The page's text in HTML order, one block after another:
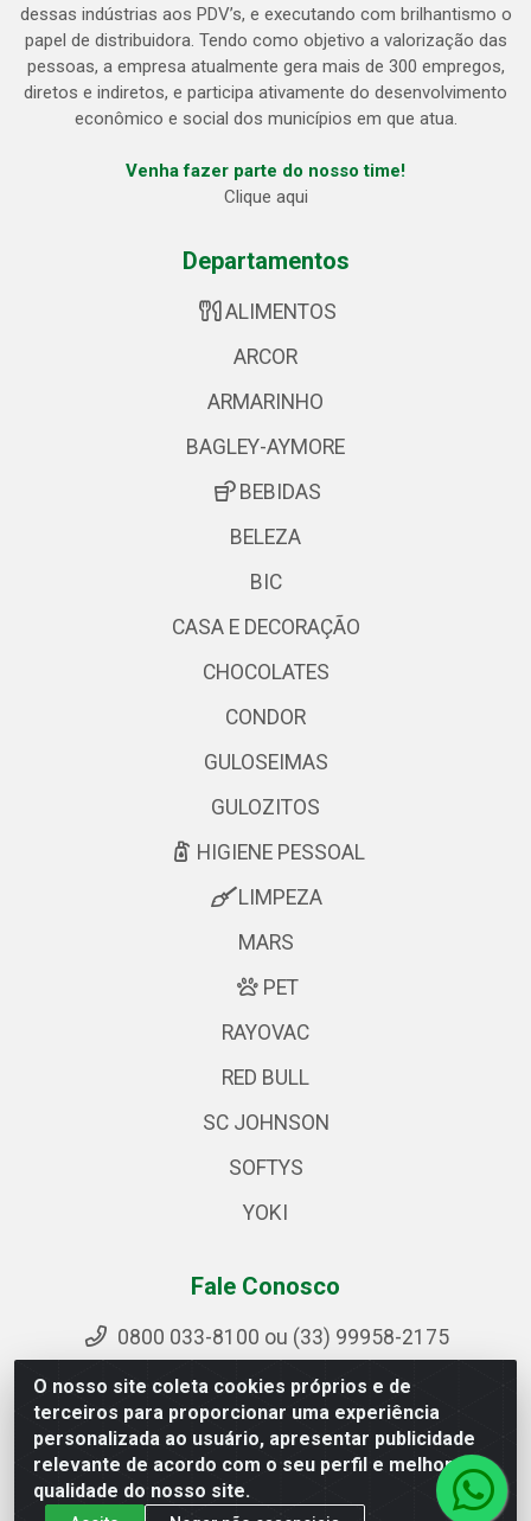
O nosso site coleta cookies próprios e de
terceiros para proporcionar uma experiência
personalizada ao usuário, apresentar publicidade
relevante de acordo com o seu perfil e melhorar a
qualidade do nosso site.
dessas indústrias aos PDV’s, e executando com brilhantismo o
papel de distribuidora. Tendo como objetivo a valorização das
pessoas, a empresa atualmente gera mais de 300 empregos,
diretos e indiretos, e participa ativamente do desenvolvimento
econômico e social dos municípios em que atua.
Venha fazer parte do nosso time!
Clique aqui
Departamentos
ALIMENTOS
ARCOR
ARMARINHO
BAGLEY-AYMORE
BEBIDAS
BELEZA
BIC
CASA E DECORAÇÃO
CHOCOLATES
CONDOR
GULOSEIMAS
GULOZITOS
HIGIENE PESSOAL
LIMPEZA
MARS
PET
RAYOVAC
RED BULL
SC JOHNSON
SOFTYS
YOKI
Fale Conosco
0800 033-8100 ou (33) 99958-2175
sac@ipirangamg.com.br
Acompanhe nossas publicações
Ipiranga Distribuição LTDA - Avenida Doutor Jorge Hannas,